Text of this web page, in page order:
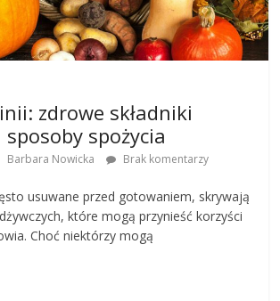
zdrowe składniki
sposoby spożycia
Barbara Nowicka Brak komentarzy
usuwane przed gotowaniem, skrywają
które mogą przynieść korzyści
Choć niektórzy mogą